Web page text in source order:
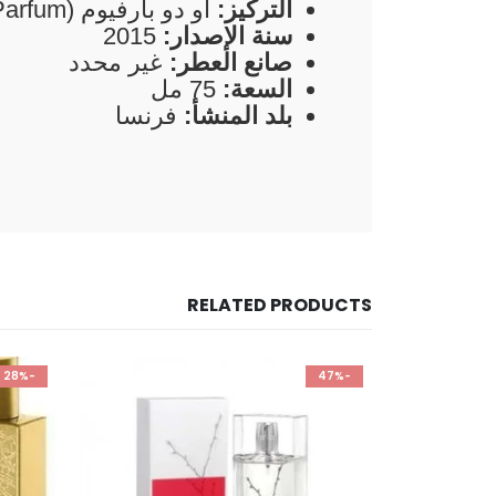
التركيز: أو دو بارفيوم (Eau de Parfum)
سنة الإصدار:
صانع العطر: غير محدد
السعة:
بلد المنشأ: فرنسا
RELATED PRODUCTS
-47%
-28%